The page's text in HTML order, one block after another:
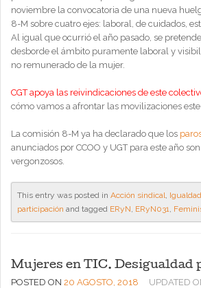
noviembre la convocatoria de una nueva
8-M sobre cuatro ejes: laboral, de cuidados,
Al igual que ocurrió el año pasado, se
desborde el ámbito puramente laboral y
no remunerado de la mujer.
CGT apoya las reivindicaciones de este
cómo vamos a afrontar las movilizaciones este
La comisión 8-M ya ha declarado que los
anunciados por CCOO y UGT para este año
vergonzosos.
This entry was posted in Acción sindical, Igualdad
participación and tagged ERyN, ERyN031,
Mujeres en TIC. Desigualdad
POSTED ON 20 AGOSTO, 2018 UPDATED